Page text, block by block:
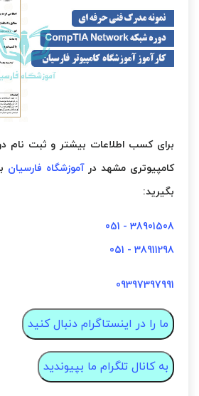
برای کسب اطلاعات بیشتر و ثبت نام
کامپیوتری مشهد درآموزشگاه فارسیان
بگیرید:
38901508 - 051
38911298 - 051
09397397991
ما را در اینستاگرام دنبال کنید
به کانال تلگرام ما بپیوندید